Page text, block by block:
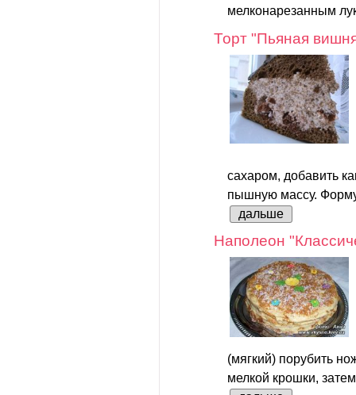
мелконарезанным
Торт "Пьяная
сахаром, добавить
пышную массу.
дальше
Наполеон
(мягкий) порубить
мелкой крошки,